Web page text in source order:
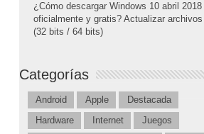
¿Cómo descargar Windows 10 abril 2018
oficialmente y gratis? Actualizar
(32 bits / 64 bits)
Categorías
Android Apple
Destacada
Hardware
Internet
Juegos